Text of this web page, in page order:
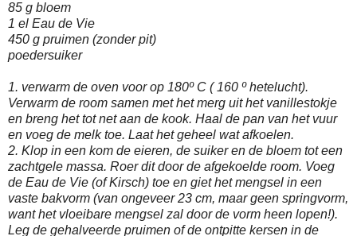
85 g bloem
1 el Eau de Vie
450 g pruimen (zonder pit)
poedersuiker
1. verwarm de oven voor op 180º C ( 160 º hetelucht).
Verwarm de room samen met het merg uit het vanillestokje
en breng het tot net aan de kook. Haal de pan van het vuur
en voeg de melk toe. Laat het geheel wat afkoelen.
2. Klop in een kom de eieren, de suiker en de bloem tot een
zachtgele massa. Roer dit door de afgekoelde room. Voeg
de Eau de Vie (of Kirsch) toe en giet het mengsel in een
vaste bakvorm (van ongeveer 23 cm, maar geen springvorm,
want het vloeibare mengsel zal door de vorm heen lopen!).
Leg de gehalveerde pruimen of de ontpitte kersen in de